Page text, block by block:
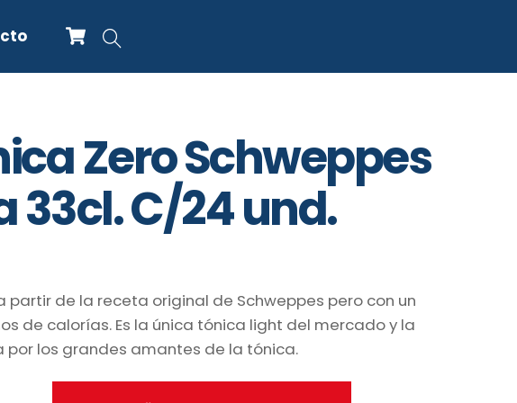
Cart
Zero Schweppes
33cl. C/24 und.
partir de la receta original de Schweppes pero con un
de calorías. Es la única tónica light del mercado y la
por los grandes amantes de la tónica.